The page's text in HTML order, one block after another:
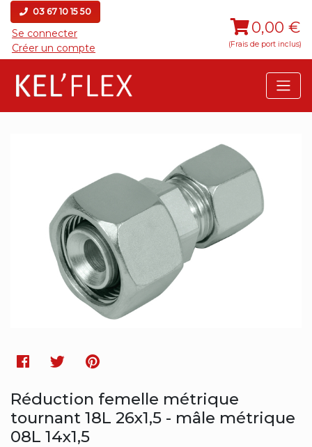
03 67 10 15 50
Se connecter
Créer un compte
0,00 €
(Frais de port inclus)
Facebook
TwitterPinterest
Réduction femelle métrique
tournant 18L 26x1,5 - mâle métrique
08L 14x1,5